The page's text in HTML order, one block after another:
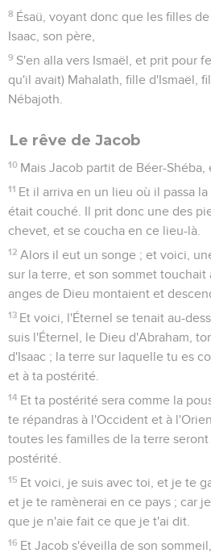
8 Ésaü, voyant donc que les filles
Isaac, son père,
9 S'en alla vers Ismaël, et prit pour
qu'il avait) Mahalath, fille d'Ismaël,
Nébajoth.
Le rêve de Jacob
10 Mais Jacob partit de Béer-Shéba,
11 Et il arriva en un lieu où il passa
était couché. Il prit donc une des
chevet, et se coucha en ce lieu-là.
12 Alors il eut un songe ; et voici,
sur la terre, et son sommet
anges de Dieu montaient et
13 Et voici, l'Éternel se tenait au-
suis l'Éternel, le Dieu d'Abraham,
d'Isaac ; la terre sur laquelle tu es
et à ta postérité.
14 Et ta postérité sera comme la
te répandras à l'Occident et à
toutes les familles de la terre
postérité.
15 Et voici, je suis avec toi, et je te
et je te ramènerai en ce pays ; car
que je n'aie fait ce que je t'ai dit.
16 Et Jacob s'éveilla de son